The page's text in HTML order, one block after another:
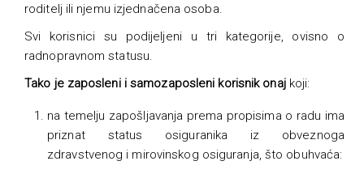
roditelj ili njemu izjednačena osoba.
Svi korisnici su podijeljeni u tri kategorije, ovisno o
radnopravnom statusu.
Tako je zaposleni i samozaposleni korisnik onaj koji:
na temelju zapošljavanja prema propisima o radu ima
priznat status osiguranika iz obveznoga
zdravstvenog i mirovinskog osiguranja, što obuhvaća: